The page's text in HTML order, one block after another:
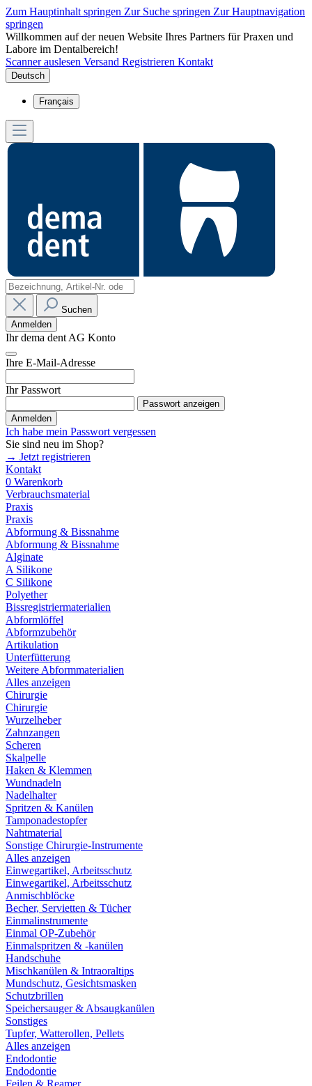
Zum Hauptinhalt springen Zur Suche springen Zur Hauptnavigation
springen
Willkommen auf der neuen Website Ihres Partners für Praxen und
Labore im Dentalbereich!
Scanner auslesen Versand Registrieren Kontakt
Deutsch
Français
Suchen
Anmelden
Ihr dema dent AG Konto
Ihre E-Mail-Adresse
Ihr Passwort
Passwort anzeigen
Anmelden
Ich habe mein Passwort vergessen
Sie sind neu im Shop?
→ Jetzt registrieren
Kontakt
0 Warenkorb
Verbrauchsmaterial
Praxis
Praxis
Abformung & Bissnahme
Abformung & Bissnahme
Alginate
A Silikone
C Silikone
Polyether
Bissregistriermaterialien
Abformlöffel
Abformzubehör
Artikulation
Unterfütterung
Weitere Abformmaterialien
Alles anzeigen
Chirurgie
Chirurgie
Wurzelheber
Zahnzangen
Scheren
Skalpelle
Haken & Klemmen
Wundnadeln
Nadelhalter
Spritzen & Kanülen
Tamponadestopfer
Nahtmaterial
Sonstige Chirurgie-Instrumente
Alles anzeigen
Einwegartikel, Arbeitsschutz
Einwegartikel, Arbeitsschutz
Anmischblöcke
Becher, Servietten & Tücher
Einmalinstrumente
Einmal OP-Zubehör
Einmalspritzen & -kanülen
Handschuhe
Mischkanülen & Intraoraltips
Mundschutz, Gesichtsmasken
Schutzbrillen
Speichersauger & Absaugkanülen
Sonstiges
Tupfer, Watterollen, Pellets
Alles anzeigen
Endodontie
Endodontie
Feilen & Reamer